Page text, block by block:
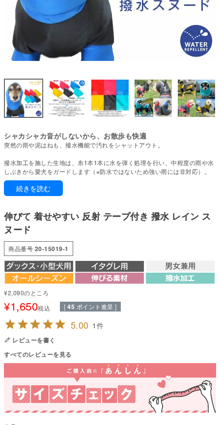
シャカシャカ音がしないから、お散歩も快適
突然の雨や泥はねも、撥水機能で汚れをシャットアウト。
撥水加工を施した生地は、糸1本1本に水を弾く処理を行い、中程度の雨や水
しぶきから愛犬をガードします（※防水ではないため強い雨には非対応）。
日常の散歩や軽い雨の日に適した機能です。
撥水効果は熱によって再活性化します。脱水後は乾燥機の使用がおすすめ。
ーの温風を当ててください。
耳まですっぽり入る反射テープ付きレインスヌード。
「フードを使わないので水が溜まらず、不要なタイプが欲しい」というご要
望が多かったため、シンプルな取り外し式に変更しました。
フードの周囲にはゴムを入れ、脱げにくい工夫をしています。反射テープ付
きなので、夜道も快適に使用できます。
高撥水加工を施した薄手の2WAY撥水トリコットで作られたスヌードは、水
をはじき汚れがつきにくく、蒸れにくい高機能アイテムです。
●本体：2way撥水トリコット(ポリエステル82%・ポリウレタン18%)
●日本製：MADE IN JAPAN
●伸縮性(5段階)：5
●厚さ(5段階)：2
して中温。 ファスナー・ボタン・面テープがある商品は、しっかり止めた状
態で洗濯をしてください
※漂白剤、柔軟剤の使用は避けてください。
国内の縫製工場と連携して、一つひとつ丁寧に仕上げています。心地よい着
心地をお楽しみください。
続きを読む
伸びて 着せやすい 反射 テープ付き 撥水 レイン ス
ヌード
商品番号 20-15019-1
¥2,090のところ
¥1,650税込 [ 45 ポイント進呈 ]
5.00 1
レビューを書く
すべてのレビューを見る